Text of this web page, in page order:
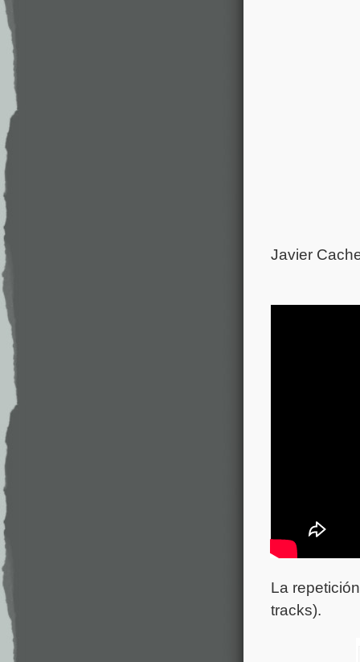
Javier
La
tracks).